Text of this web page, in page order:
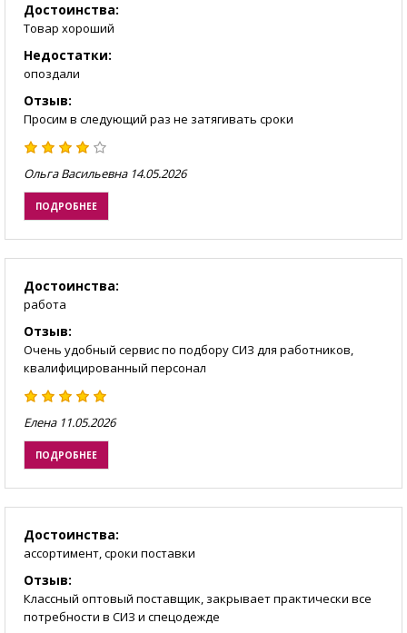
Достоинства:
Товар хороший
Недостатки:
опоздали
Отзыв:
Просим в следующий раз не затягивать сроки
Ольга Васильевна 14.05.2026
ПОДРОБНЕЕ
Достоинства:
работа
Отзыв:
Очень удобный сервис по подбору СИЗ для работников,
квалифицированный персонал
Елена 11.05.2026
ПОДРОБНЕЕ
Достоинства:
ассортимент, сроки поставки
Отзыв:
Классный оптовый поставщик, закрывает практически все
потребности в СИЗ и спецодежде